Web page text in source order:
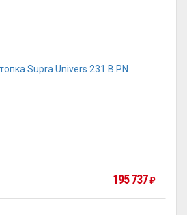
195 737₽